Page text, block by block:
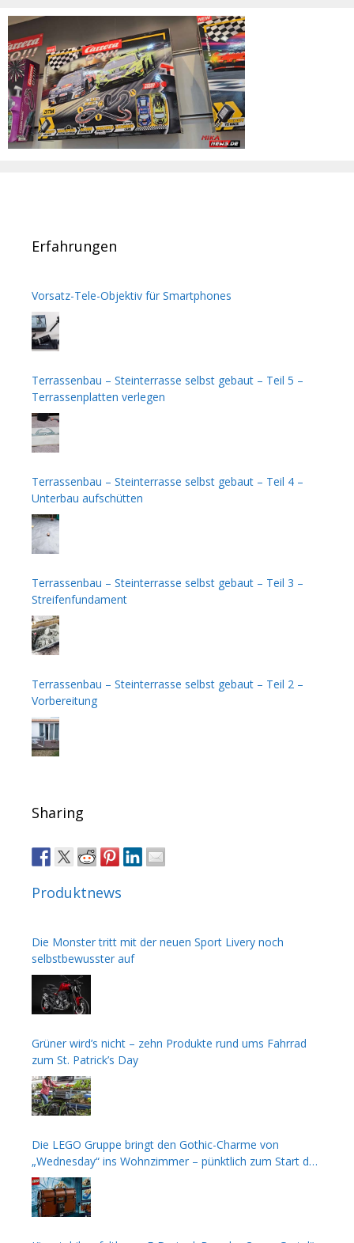
Erfahrungen
Vorsatz-Tele-Objektiv für Smartphones
Terrassenbau – Steinterrasse selbst gebaut – Teil 5 –
Terrassenplatten verlegen
Terrassenbau – Steinterrasse selbst gebaut – Teil 4 –
Unterbau aufschütten
Terrassenbau – Steinterrasse selbst gebaut – Teil 3 –
Streifenfundament
Terrassenbau – Steinterrasse selbst gebaut – Teil 2 –
Vorbereitung
Sharing
Produktnews
Die Monster tritt mit der neuen Sport Livery noch
selbstbewusster auf
Grüner wird’s nicht – zehn Produkte rund ums Fahrrad
zum St. Patrick’s Day
Die LEGO Gruppe bringt den Gothic-Charme von
„Wednesday“ ins Wohnzimmer – pünktlich zum Start der
zweiten Staffel